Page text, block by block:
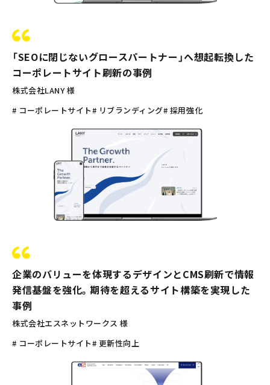
「SEOに閉じないグロースパートナー」へ想起転換した
コーポレートサイト刷新の事例
株式会社LANY 様
# コーポレートサイト# リブランディング# 採用強化
企業のバリューを体現するデザインとCMS刷新で情報
発信基盤を強化。期待を超えるサイト構築を実現した
事例
株式会社エスネットワークス 様
# コーポレートサイト# 更新性向上